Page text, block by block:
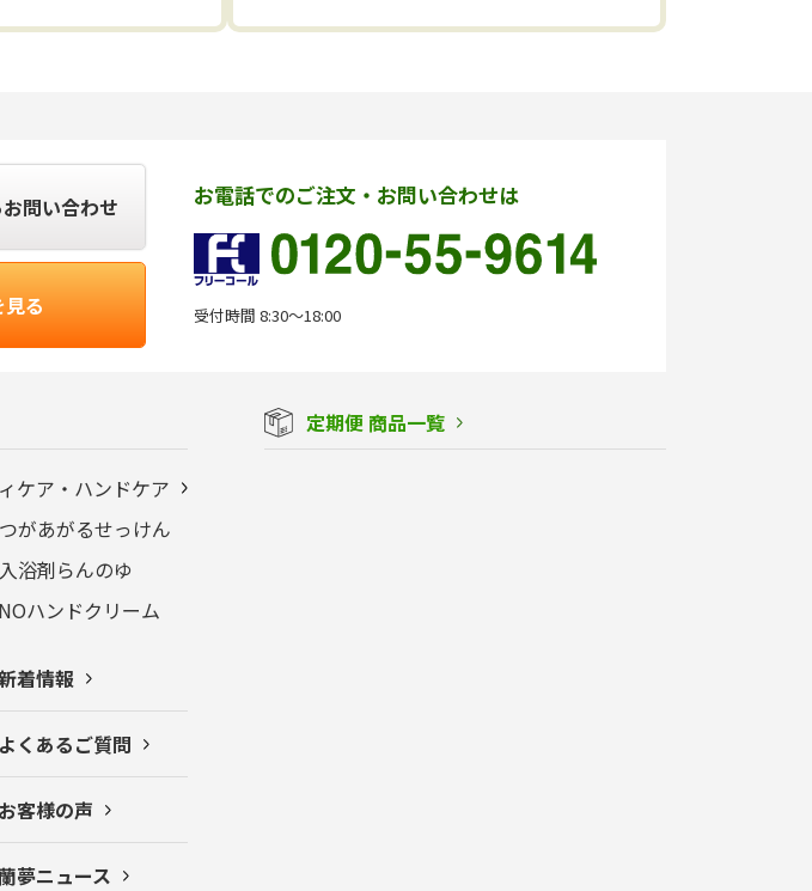
問い合わせ
る
お電話でのご注文・お問い合わせは
受付時間 8:30〜18:00
ケア・ハンドケア
があがるせっけん
浴剤らんのゆ
ハンドクリーム
着情報
よくあるご質問
お客様の声
夢ニュース
定期便 商品一覧